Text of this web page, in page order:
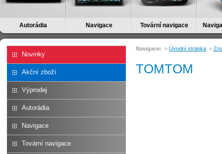
Autorádia Navigace Tovární navigace
Novinky
Akční zboží
Výprodej
Autorádia
Navigace
Tovární navigace
Navigace: » Úvodní stránka »
TOMTOM